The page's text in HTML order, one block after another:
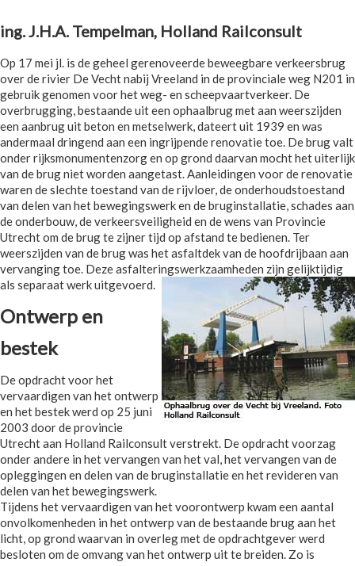
ing. J.H.A. Tempelman, Holland Railconsult
Op 17 mei jl. is de geheel gerenoveerde beweegbare verkeersbrug
over de rivier De Vecht nabij Vreeland in de provinciale weg N201 in
gebruik genomen voor het weg- en scheepvaartverkeer. De
overbrugging, bestaande uit een ophaalbrug met aan weerszijden
een aanbrug uit beton en metselwerk, dateert uit 1939 en was
andermaal dringend aan een ingrijpende renovatie toe. De brug valt
onder rijksmonumentenzorg en op grond daarvan mocht het uiterlijk
van de brug niet worden aangetast. Aanleidingen voor de renovatie
waren de slechte toestand van de rijvloer, de onderhoudstoestand
van delen van het bewegingswerk en de bruginstallatie, schades aan
de onderbouw, de verkeersveiligheid en de wens van Provincie
Utrecht om de brug te zijner tijd op afstand te bedienen. Ter
weerszijden van de brug was het asfaltdek van de hoofdrijbaan aan
vervanging toe. Deze asfalteringswerkzaamheden zijn gelijktijdig
als separaat werk uitgevoerd.
Ontwerp en
bestek
De opdracht voor het
vervaardigen van het ontwerp
en het bestek werd op 25 juni
2003 door de provincie
Utrecht aan Holland Railconsult verstrekt. De opdracht voorzag
onder andere in het vervangen van het val, het vervangen van de
opleggingen en delen van de bruginstallatie en het revideren van
delen van het bewegingswerk.
Tijdens het vervaardigen van het voorontwerp kwam een aantal
onvolkomenheden in het ontwerp van de bestaande brug aan het
licht, op grond waarvan in overleg met de opdrachtgever werd
besloten om de omvang van het ontwerp uit te breiden. Zo is